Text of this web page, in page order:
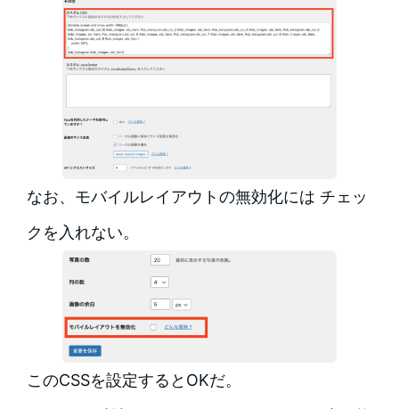
なお、モバイルレイアウトの無効化には チェッ
クを入れない。
このCSSを設定するとOKだ。